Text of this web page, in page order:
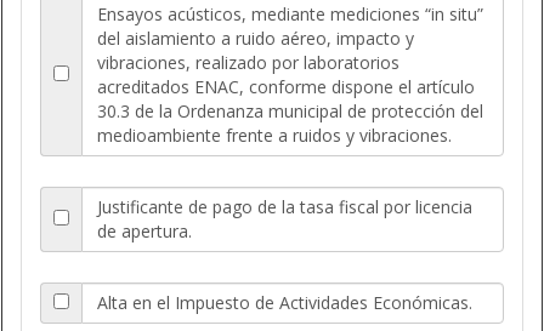
Ensayos acústicos, mediante mediciones “in situ”
del aislamiento a ruido aéreo, impacto y
vibraciones, realizado por laboratorios
acreditados ENAC, conforme dispone el artículo
30.3 de la Ordenanza municipal de protección del
medioambiente frente a ruidos y vibraciones.
Justificante de pago de la tasa fiscal por licencia
de apertura.
Alta en el Impuesto de Actividades Económicas.